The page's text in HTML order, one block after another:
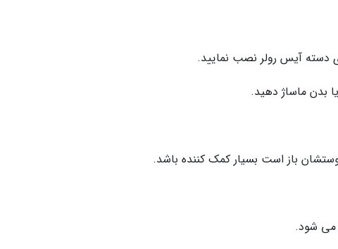
ماساژ دهید.
باز است بسیار کمک کننده باشد.
می شود.